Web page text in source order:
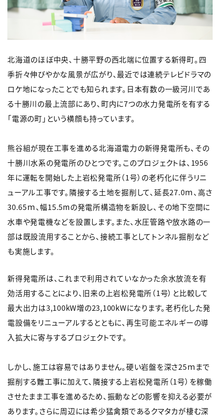
北海道のほぼ中央、十勝平野の西北端に位置する新得町。四
季折々伸びやかな風景が広がり、最近では連続テレビドラマの
ロケ地になったことでも知られます。日本有数の一級河川であ
る十勝川の最上流部にあり、町内に7つの水力発電所を有する
「電源の町」という横顔も持っています。
熊谷組が現在工事を進める北海道電力の新得発電所も、その
十勝川水系の発電所のひとつです。このプロジェクトは、1956
年に運転を開始した上岩松発電所（1号）の老朽化に伴うリニ
ューアル工事です。隣接する土地を掘削して、延長27.0ｍ、高さ
30.65ｍ、幅15.5mの発電所構造物を新設し、その地下空間に
水車や発電機などを設置します。また、水圧管路や放水路の一
部は既設流用することから、接続工事としてトンネル掘削など
も実施します。
新得発電所は、これまで利用されていなかった余水放流を有
効活用することにより、旧来の上岩松発電所（1号）と比較して
最大出力は3,100kW増の23,100kWになります。老朽化した発
電設備をリニューアルするとともに、再生可能エネルギーの導
入拡大に寄与するプロジェクトです。
しかし、施工は容易ではありません。硬い岩盤を深さ25ｍまで
掘削する難工事に加えて、隣接する上岩松発電所（1号）を稼働
させたまま工事を進めるため、振動などの影響を抑える必要が
あります。さらに周辺には希少猛禽類であるクマタカが棲む深